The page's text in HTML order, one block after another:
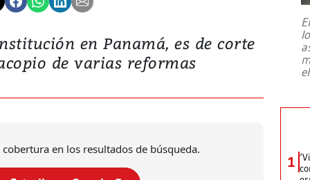
en Panamá, es de corte
de varias reformas
en los resultados de búsqueda.
1